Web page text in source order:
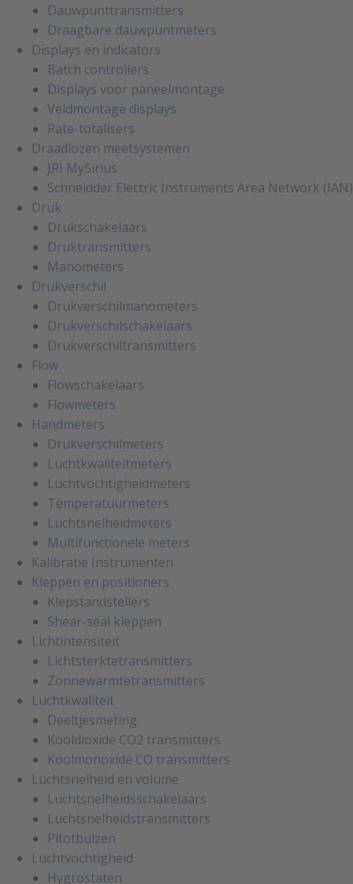
Dauwpunttransmitters
Draagbare dauwpuntmeters
Displays en indicators
Batch controllers
Displays voor paneelmontage
Veldmontage displays
Rate-totalisers
Draadlozen meetsystemen
JRI MySirius
Schneidder Electric Instruments Area Network (IAN)
Druk
Drukschakelaars
Druktransmitters
Manometers
Drukverschil
Drukverschilmanometers
Drukverschilschakelaars
Drukverschiltransmitters
Flow
Flowschakelaars
Flowmeters
Handmeters
Drukverschilmeters
Luchtkwaliteitmeters
Luchtvochtigheidmeters
Temperatuurmeters
Luchtsnelheidmeters
Multifunctionele meters
Kalibratie Instrumenten
Kleppen en positioners
Klepstandstellers
Shear-seal kleppen
Lichtintensiteit
Lichtsterktetransmitters
Zonnewarmtetransmitters
Luchtkwaliteit
Deeltjesmeting
Kooldioxide CO2 transmitters
Koolmonoxide CO transmitters
Luchtsnelheid en volume
Luchtsnelheidsschakelaars
Luchtsnelheidstransmitters
Pitotbuizen
Luchtvochtigheid
Hygrostaten